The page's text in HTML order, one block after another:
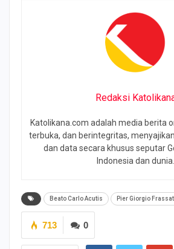
Redaksi
Katolikana.com adalah media berita
terbuka, dan berintegritas,
dan data secara khusus seputar
Indonesia dan dunia.
Beato Carlo Acutis Pier Giorgio
0
713